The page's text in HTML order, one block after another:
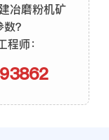
冶磨粉机矿
？
师：